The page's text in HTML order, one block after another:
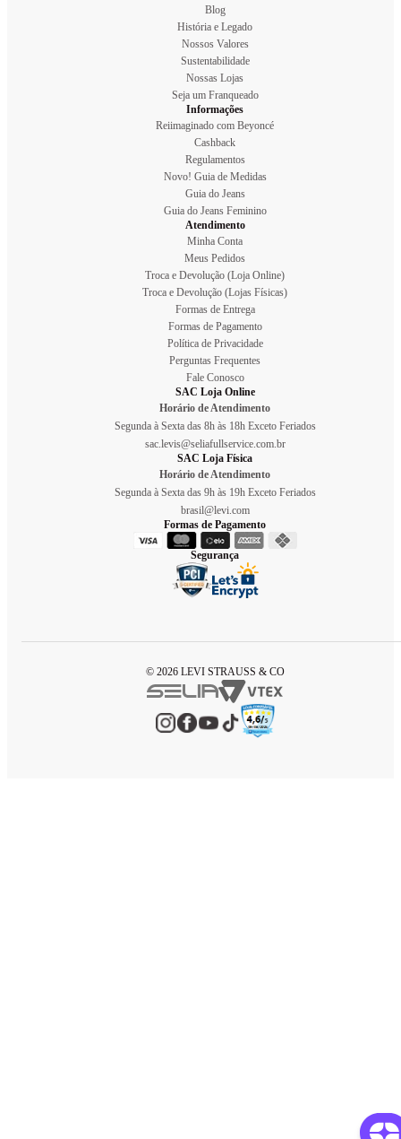
Blog
História e Legado
Nossos Valores
Sustentabilidade
Nossas Lojas
Seja um Franqueado
Informações
Reiimaginado com Beyoncé
Cashback
Regulamentos
Novo! Guia de Medidas
Guia do Jeans
Guia do Jeans Feminino
Atendimento
Minha Conta
Meus Pedidos
Troca e Devolução (Loja Online)
Troca e Devolução (Lojas Físicas)
Formas de Entrega
Formas de Pagamento
Política de Privacidade
Perguntas Frequentes
Fale Conosco
SAC Loja Online
Horário de Atendimento
Segunda à Sexta das 8h às 18h Exceto Feriados
sac.levis@seliafullservice.com.br
SAC Loja Física
Horário de Atendimento
Segunda à Sexta das 9h às 19h Exceto Feriados
brasil@levi.com
Formas de Pagamento
Segurança
© 2026 LEVI STRAUSS & CO